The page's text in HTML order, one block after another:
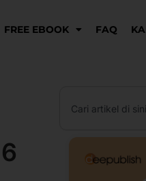
FREE EBOOK FAQ